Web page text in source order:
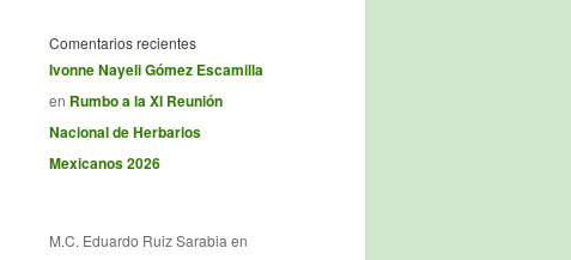
Comentarios recientes
Ivonne Nayeli Gómez Escamilla
en Rumbo a la XI Reunión
Nacional de Herbarios
Mexicanos 2026
M.C. Eduardo Ruiz Sarabia en